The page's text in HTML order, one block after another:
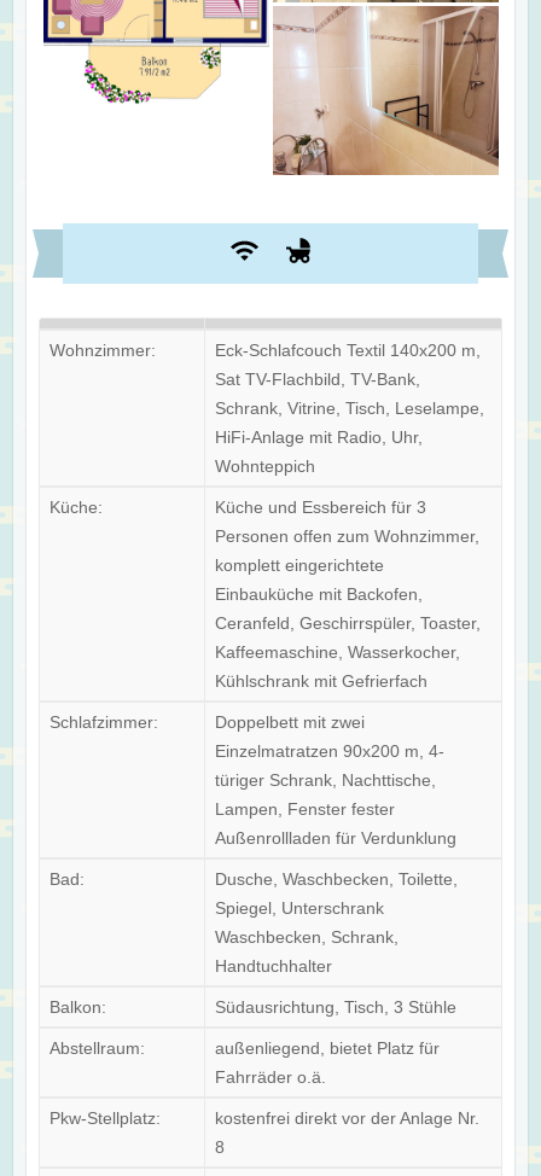
Wohnzimmer:
Eck-Schlafcouch Textil 140x200 m,
Sat TV-Flachbild, TV-Bank,
Schrank, Vitrine, Tisch, Leselampe,
HiFi-Anlage mit Radio, Uhr,
Wohnteppich
Küche:
Küche und Essbereich für 3
Personen offen zum Wohnzimmer,
komplett eingerichtete
Einbauküche mit Backofen,
Ceranfeld, Geschirrspüler, Toaster,
Kaffeemaschine, Wasserkocher,
Kühlschrank mit Gefrierfach
Schlafzimmer:
Doppelbett mit zwei
Einzelmatratzen 90x200 m, 4-
türiger Schrank, Nachttische,
Lampen, Fenster fester
Außenrollladen für Verdunklung
Bad:
Dusche, Waschbecken, Toilette,
Spiegel, Unterschrank
Waschbecken, Schrank,
Handtuchhalter
Balkon: Südausrichtung, Tisch, 3 Stühle
Abstellraum:
außenliegend, bietet Platz für
Fahrräder o.ä.
Pkw-Stellplatz:
kostenfrei direkt vor der Anlage Nr.
8